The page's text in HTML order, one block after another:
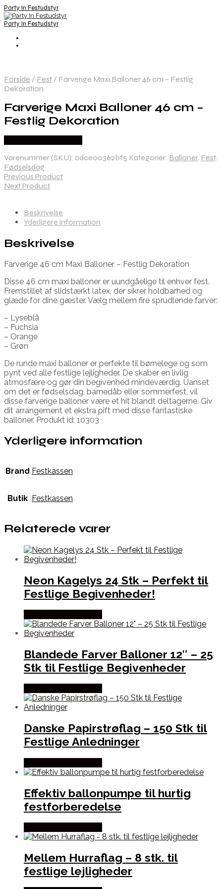
Party In Festudstyr
Party In Festudstyr
Forside / Fest / Farverige Maxi Balloner 46 cm – Festlig
Dekoration
Farverige Maxi Balloner 46 cm –
Festlig Dekoration
Varenummer (SKU): cdce00362bf5 Kategorier: Balloner, Fest,
Fødselsdag
Previous Product
Next Product
Beskrivelse
Yderligere information
Beskrivelse
Farverige 46 cm Maxi Balloner – Festlig Dekoration
Disse 46 cm maxi balloner er uundgåelige til enhver fest.
Fremstillet af slidstærkt latex, der sikrer holdbarhed og
glæde for dine gæster. Vælg mellem fire sprudlende farver:
– Lyseblå
– Fuchsia
– Orange
– Grøn
De runde maxi balloner er perfekte til børnelege og som
pynt ved alle festlige lejligheder. De skaber en livlig
atmosfære og gør din begivenhed mindeværdig. Uanset
om det er fødselsdag, barnedåb eller sommerfest, vil
disse farverige balloner være et hit blandt deltagerne. Giv
dit arrangement et ekstra pift med disse fantastiske
balloner. Produkt id: 10303
Yderligere information
Brand Festkassen
Butik Festkassen
Relaterede varer
Neon Kagelys 24 Stk – Perfekt til
Festlige Begivenheder!
Blandede Farver Balloner 12″ – 25
Stk til Festlige Begivenheder
Danske Papirstrøflag – 150 Stk til
Festlige Anledninger
Effektiv ballonpumpe til hurtig
festforberedelse
Mellem Hurraflag – 8 stk. til
festlige lejligheder